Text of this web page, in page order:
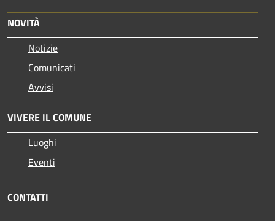
NOVITÀ
Notizie
Comunicati
Avvisi
VIVERE IL COMUNE
Luoghi
Eventi
CONTATTI